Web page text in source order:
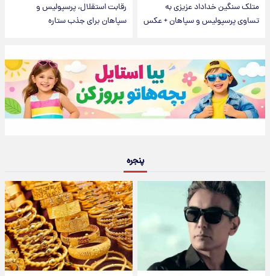
متلک سنگین خداداد عزیزی به
تساوی پرسپولیس و سپاهان + عکس
رقابت استقلال، پرسپولیس و
سپاهان برای جذب ستاره
پنجره